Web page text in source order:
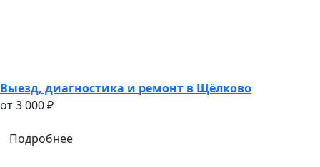
Выезд, диагностика и ремонт в Щёлково
oт 3 000 ₽
Подробнее